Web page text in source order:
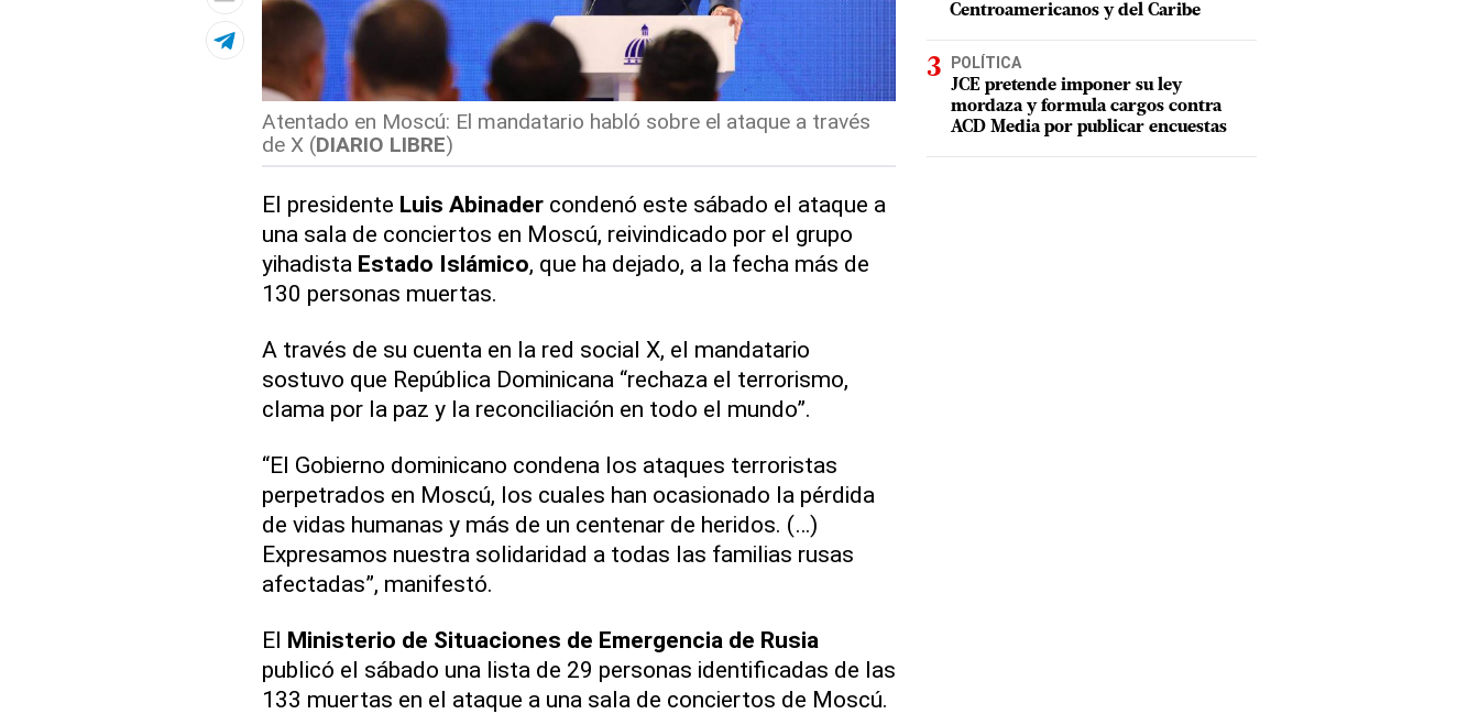
Atentado en Moscú: El mandatario habló sobre el ataque a través
de X (DIARIO LIBRE)
El presidente Luis Abinadercondenó este sábado el ataque a
una sala de conciertos en Moscú, reivindicado por el grupo
yihadista Estado Islámico, que ha dejado, a la fecha más de
130 personas muertas.
A través de su cuenta en la red social X, el mandatario
sostuvo que República Dominicana “rechaza el terrorismo,
clama por la paz y la reconciliación en todo el mundo”.
“El Gobierno dominicano condena los ataques terroristas
perpetrados en Moscú, los cuales han ocasionado la pérdida
de vidas humanas y más de un centenar de heridos. (…)
Expresamos nuestra solidaridad a todas las familias rusas
afectadas”, manifestó.
El Ministerio de Situaciones de Emergencia de Rusia
publicó el sábado una lista de 29 personas identificadas de las
133 muertas en el ataque a una sala de conciertos de Moscú.
Centroamericanos y del Caribe
POLÍTICA
JCE pretende imponer su ley
mordaza y formula cargos contra
ACD Media por publicar encuestas